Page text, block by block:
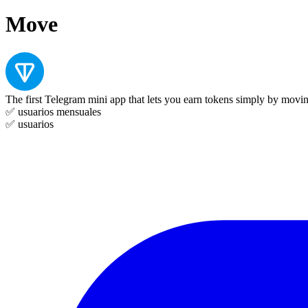
Move
The first Telegram mini app that lets you earn tokens simply by
✅ usuarios mensuales
✅ usuarios